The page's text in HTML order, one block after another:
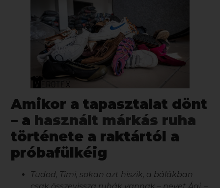
Amikor a tapasztalat dönt
– a használt márkás ruha
története a raktártól a
próbafülkéig
Tudod, Timi, sokan azt hiszik, a bálákban
csak összevissza ruhák vannak – nevet Ági. –